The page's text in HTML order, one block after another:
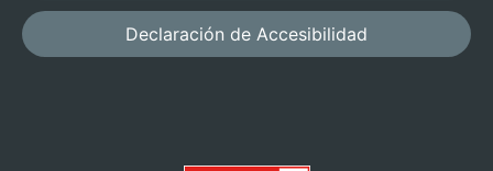
Declaración de Accesibilidad